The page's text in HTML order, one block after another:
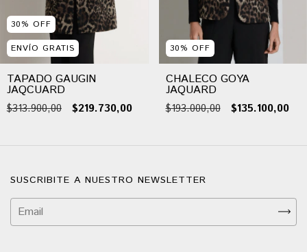
30% OFF
ENVÍO GRATIS
TAPADO GAUGIN
JAQCUARD
$313.900,00 $219.730,00
30% OFF
CHALECO GOYA
JAQUARD
$193.000,00 $135.100,00
SUSCRIBITE A NUESTRO NEWSLETTER